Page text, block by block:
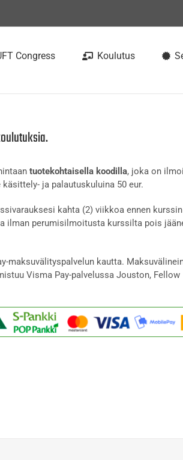
Congress Koulutus
tuotekohtaisella koodilla, joka on
ja palautuskuluina 50 eur.
kahta (2) viikkoa ennen
ilman perumisilmoitusta kurssilta pois
maksuvälityspalvelun kautta.
Visma Pay-palvelussa Jouston,